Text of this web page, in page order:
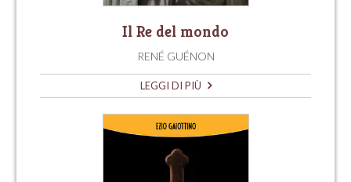
Il Re del mondo
RENÉ GUÉNON
LEGGI DI PIÙ